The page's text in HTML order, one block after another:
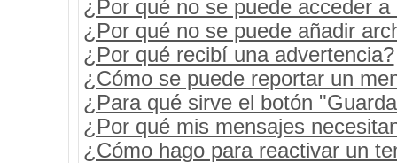
¿Por qué no se puede acceder a
¿Por qué no se puede añadir
¿Por qué recibí una advertencia?
¿Cómo se puede reportar un
¿Para qué sirve el botón
¿Por qué mis mensajes
¿Cómo hago para reactivar un